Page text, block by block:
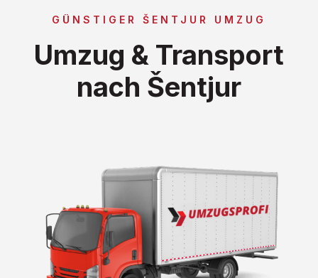
GÜNSTIGER ŠENTJUR UMZUG
Umzug & Transport
nach Šentjur